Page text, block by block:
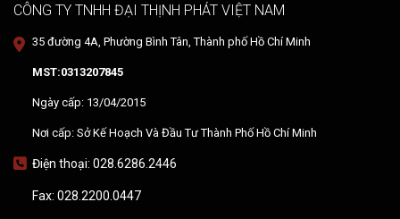
CÔNG TY TNHH ĐẠI THỊNH PHÁT VIỆT NAM
35 đường 4A, Phường Bình Tân, Thành phố Hồ Chí Minh
MST:0313207845
Ngày cấp: 13/04/2015
Nơi cấp: Sở Kế Hoạch Và Đầu Tư Thành Phố Hồ Chí Minh
Điện thoại: 028.6286.2446
Fax: 028.2200.0447